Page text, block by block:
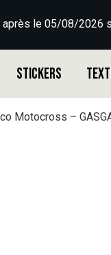
le 05/08/2026
Stickers
Motocross –